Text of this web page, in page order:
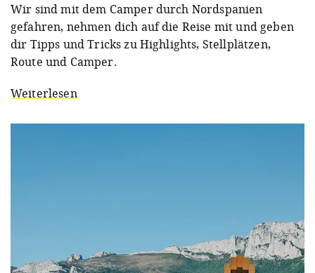
Wir sind mit dem Camper durch Nordspanien
gefahren, nehmen dich auf die Reise mit und geben
dir Tipps und Tricks zu Highlights, Stellplätzen,
Route und Camper.
Weiterlesen